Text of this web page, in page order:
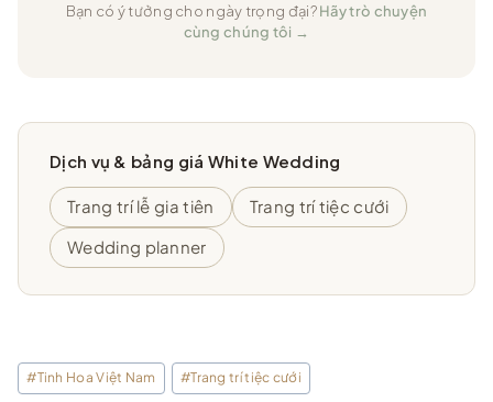
Bạn có ý tưởng cho ngày trọng đại?Hãy trò chuyện
cùng chúng tôi →
Dịch vụ & bảng giá White Wedding
Trang trí lễ gia tiên
Trang trí tiệc cưới
Wedding planner
Post
Tags:
#Tinh Hoa Việt Nam #Trang trí tiệc cưới